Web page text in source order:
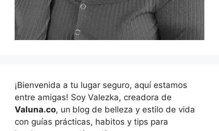
¡Bienvenida a tu lugar seguro, aquí estamos
entre amigas! Soy Valezka, creadora de
Valuna.co, un blog de belleza y estilo de vida
con guías prácticas, habitos y tips para